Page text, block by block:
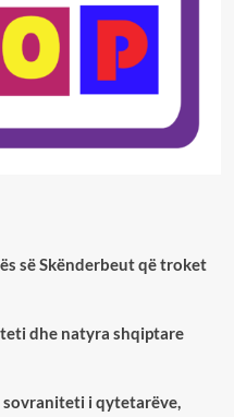
së Skënderbeut që troket
dhe natyra shqiptare
i qytetarëve,